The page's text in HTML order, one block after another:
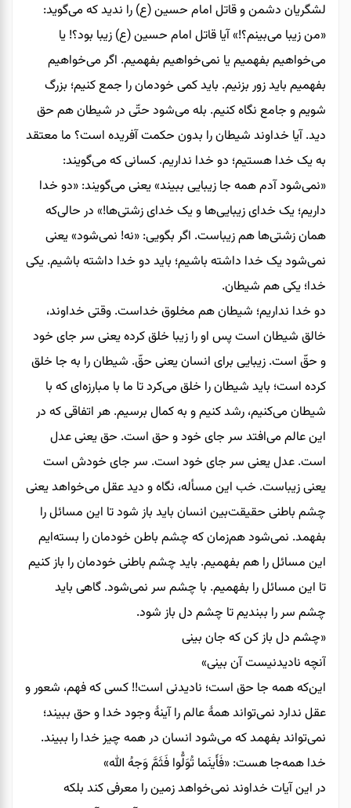
لشگریان دشمن و قاتل امام حسین (ع) را ندید که می‌گوید:
«من زیبا می‌بینم؟!» آیا قاتل امام حسین (ع) زیبا بود؟! یا
می‌خواهیم بفهمیم یا نمی‌خواهیم بفهمیم. اگر می‌خواهیم
بفهمیم باید زور بزنیم. باید کمی خودمان را جمع کنیم؛ بزرگ
شویم و جامع نگاه کنیم. بله می‌شود حتّی در شیطان هم حق
دید. آیا خداوند شیطان را بدون حکمت آفریده است؟ ما معتقد
به یک خدا هستیم؛ دو خدا نداریم. کسانی که می‌گویند:
«نمی‌شود آدم همه‌ جا زیبایی ببیند» یعنی می‌گویند: «دو خدا
داریم؛ یک خدای زیبایی‌ها و یک خدای زشتی‌ها!» در حالی‌که
همان زشتی‌ها هم زیباست. اگر بگویی: «نه! نمی‌شود» یعنی
نمی‌شود یک خدا داشته باشیم؛ باید دو خدا داشته باشیم. یکی
خدا؛ یکی هم شیطان.
دو خدا نداریم؛ شیطان هم مخلوق خداست. وقتی خداوند،
خالق شیطان است پس او را زیبا خلق کرده یعنی سر جای خود
و حقّ است. زیبایی برای انسان یعنی حقّ. شیطان را به جا خلق
کرده است؛ باید شیطان را خلق می‌کرد تا ما با مبارزه‌ای که با
شیطان می‌کنیم، رشد کنیم و به کمال برسیم. هر اتفاقی که در
این عالم می‌افتد سر جای خود و حق است. حق یعنی عدل
است. عدل یعنی سر جای خود است. سر جای خودش است
یعنی زیباست. خب این مسأله، نگاه و دید عقل می‌خواهد یعنی
چشم باطنی حقیقت‌بین انسان باید باز شود تا این مسائل را
بفهمد. نمی‌شود هم‌زمان که چشم باطن خودمان را بسته‌ایم
این مسائل را هم بفهمیم. باید چشم باطنی خودمان را باز کنیم
تا این مسائل را بفهمیم. با چشم سر نمی‌شود. گاهی باید
چشم سر را ببندیم تا چشم دل باز شود.
«چشم دل باز کن که جان بینی
آنچه نادیدنیست آن بینی»
این‌که همه‌ جا حق است؛ نادیدنی است!! کسی که فهم، شعور و
عقل ندارد نمی‌تواند همۀ عالم را آینۀ وجود خدا و حق ببیند؛
نمی‌تواند بفهمد که می‌شود انسان در همه‌ چیز خدا را ببیند.
خدا همه‌جا هست: «فَأَینَما تُوَلُّوا فَثَمَّ وَجهُ الله»
در این آیات خداوند نمی‌خواهد زمین را معرفی کند بلکه